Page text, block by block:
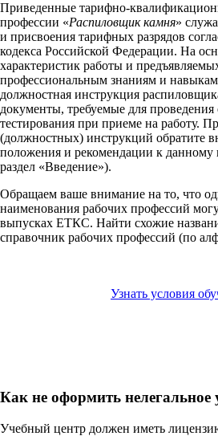
Приведенные тарифно-
профессии «Распиловщик камня»
и присвоения тарифных разрядов
кодекса Российской Федерации. На
характеристик работы и
профессиональным знаниям и навыкам
должностная инструкция
документы, требуемые для проведения
тестирования при приеме на работу.
(должностных) инструкций обратите
положения и рекомендации к
раздел «Введение»).
Обращаем ваше внимание на то, что
наименования рабочих профессий
выпусках ЕТКС. Найти схожие
справочник рабочих профессий (по
Узнать условия
Как не оформить нелегальное
Учебный центр должен иметь